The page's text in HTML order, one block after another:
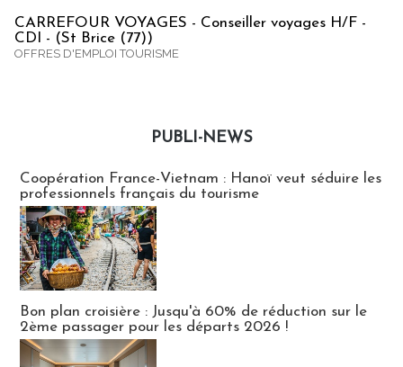
CARREFOUR VOYAGES - Conseiller voyages H/F -
CDI - (St Brice (77))
OFFRES D'EMPLOI TOURISME
PUBLI-NEWS
Coopération France-Vietnam : Hanoï veut séduire les
professionnels français du tourisme
Bon plan croisière : Jusqu'à 60% de réduction sur le
2ème passager pour les départs 2026 !